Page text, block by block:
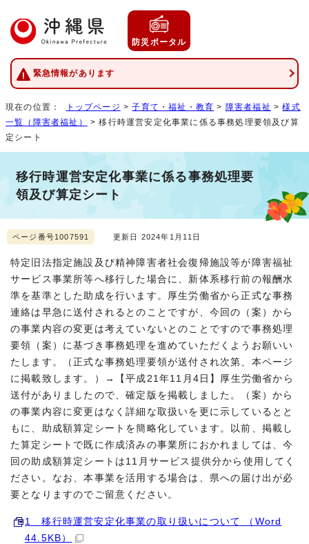
防災ポータル
緊急情報があります
現在の位置： トップページ >子育て・福祉・教育 > 障害者福祉 >様式
一覧（障害者福祉）
> 移行時運営安定化事業に係る事務処理要領及び算
定シート
移行時運営安定化事業に係る事務処理要
領及び算定シート
ページ番号1007591 更新日 2024年1月11日
特定旧法指定施設及び精神障害者社会復帰施設等が障害福祉
サービス事業所等へ移行した場合に、新体系移行前の報酬水
準を基準とした助成を行います。厚生労働省から正式な事務
連絡は早急に送付されるとのことですが、今回の（案）から
の事業内容の変更は考えていないとのことですので事務処理
要領（案）に基づき事務処理を進めていただくようお願いい
たします。（正式な事務処理要領が送付され次第、本ページ
に掲載致します。）→【平成21年11月4日】厚生労働省から
送付がありましたので、確定版を掲載しました。（案）から
の事業内容に変更はなく詳細な取扱いを更に示しているとと
もに、助成額算定シートを簡略化しています。以前、掲載し
た算定シートで既に作成済みの事業所におかれましては、今
回の助成額算定シートは11月サービス提供分から使用してく
ださい。なお、本事業を活用する場合は、県への届け出が必
要となりますのでご留意ください。
1 移行時運営安定化事業の取り扱いについて （Word
44.5KB）